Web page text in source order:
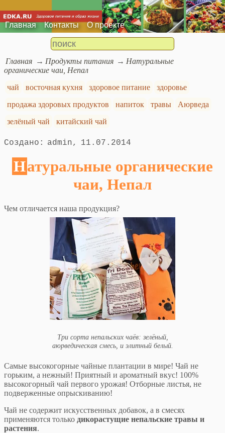
Главная Контакты О проекте
Главная Продукты питания
Натуральные
органические чаи, Непал
чай
восточная кухня здоровое питание
здоровье
продажа здоровых продуктов
напиток травы
Аюрведа
зелёный чай
китайский чай
admin 11.07.2014
Натуральные органические
чаи, Непал
Чем отличается наша продукция?
Три сорта непальских чаёв: зелёный,
аюрведическая смесь, и элитный белый.
Самые высокогорные чайные плантации в мире! Чай не
горьким, а нежный! Приятный и ароматный вкус! 100%
высокогорный чай первого урожая! Отборные листья, не
подверженные опрыскиванию!
Чай не содержит искусственных добавок, а в смесях
применяются только дикорастущие непальские травы и
растения.